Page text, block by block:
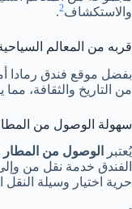
والاستكشاف2
.
قربه من المعالم
بفضل موقع فندق رمادا
من التاريخ والثقافة،
سهولة الوصول من
يُعتبر
الوصول من المطار
الفندق خدمة نقل من
حرية اختيار وسيلة النقل